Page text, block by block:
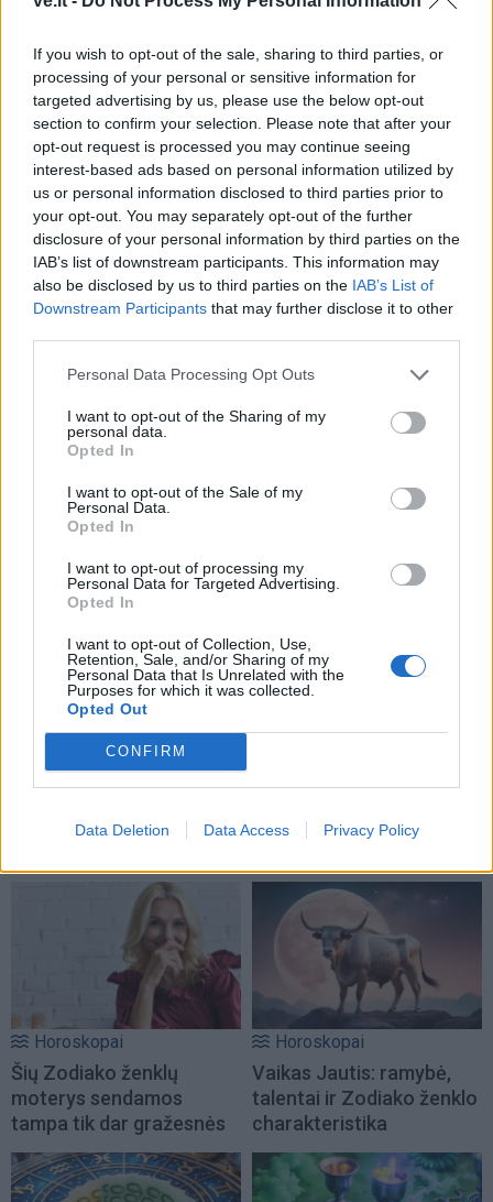
If you wish to opt-out of the sale, sharing to third parties, or
processing of your personal or sensitive information for
targeted advertising by us, please use the below opt-out
section to confirm your selection. Please note that after your
opt-out request is processed you may continue seeing
interest-based ads based on personal information utilized by
us or personal information disclosed to third parties prior to
your opt-out. You may separately opt-out of the further
disclosure of your personal information by third parties on the
IAB’s list of downstream participants. This information may
also be disclosed by us to third parties on the IAB’s List of
Downstream Participants that may further disclose it to other
Personal Data Processing Opt Outs
I want to opt-out of the Sharing of my
personal data.
Opted In
I want to opt-out of the Sale of my
Personal Data.
Opted In
I want to opt-out of processing my
Personal Data for Targeted Advertising.
Opted In
I want to opt-out of Collection, Use,
Retention, Sale, and/or Sharing of my
Personal Data that Is Unrelated with the
Purposes for which it was collected.
Opted Out
CONFIRM
Data Deletion Data Access Privacy Policy
Sutinku su taisyklėmis
This site is protected by
reCAPTCHA and the Google
Privacy PolicyandTerms of
Serviceapply.
Horoskopai
Trijų Zodiako ženklų
atsisveikins su vienatve ir
apsisuks 180 laipsnių
Horoskopai
Šių Zodiako ženklų
moterys sendamos
tampa tik dar gražesnės
Horoskopai
Vaikas Jautis: ramybė,
talentai ir Zodiako ženklo
charakteristika